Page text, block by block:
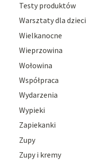
Testy produktów
Warsztaty dla dzieci
Wielkanocne
Wieprzowina
Wołowina
Współpraca
Wydarzenia
Wypieki
Zapiekanki
Zupy
Zupy i kremy